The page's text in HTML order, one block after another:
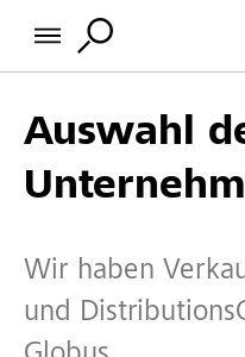
Auswahl
Wir haben
und